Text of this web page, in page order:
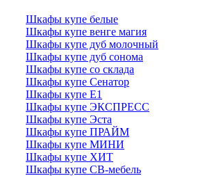
Шкафы купе белые
Шкафы купе венге магия
Шкафы купе дуб молочный
Шкафы купе дуб сонома
Шкафы купе со склада
Шкафы купе Сенатор
Шкафы купе Е1
Шкафы купе ЭКСПРЕСС
Шкафы купе Эста
Шкафы купе ПРАЙМ
Шкафы купе МИНИ
Шкафы купе ХИТ
Шкафы купе СВ-мебель